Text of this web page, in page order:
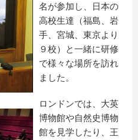
名が参加し、日本の
高校生達（福島、岩
手、宮城、東京より
９校）と一緒に研修
で様々な場所を訪れ
ました。
ロンドンでは、大英
博物館や自然史博物
館を見学したり、王